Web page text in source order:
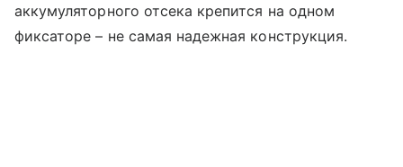
аккумуляторного отсека крепится на одном
фиксаторе – не самая надежная конструкция.